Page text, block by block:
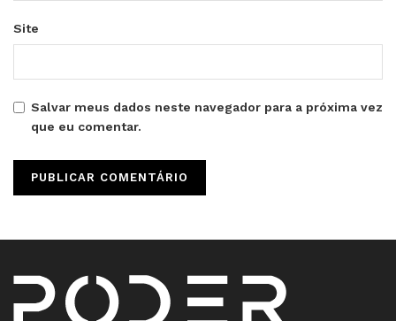
Site
Salvar meus dados neste navegador para a próxima vez
que eu comentar.